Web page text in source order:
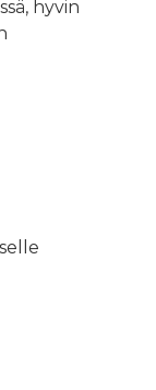
hyvin